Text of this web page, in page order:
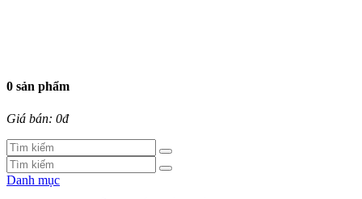
0 sản phẩm
Giá bán: 0đ
Danh mục